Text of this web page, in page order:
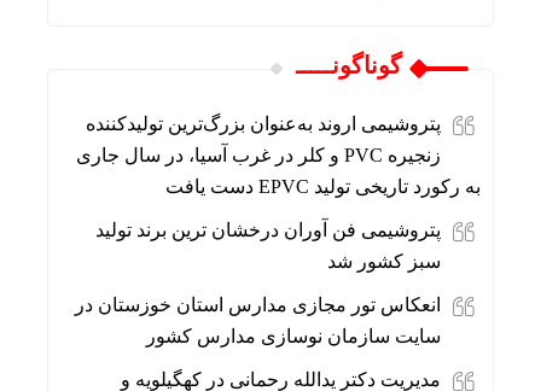
گوناگونـــــ
پتروشیمی اروند به‌عنوان بزرگ‌ترین تولیدکننده
زنجیره PVC و کلر در غرب آسیا، در سال جاری
به رکورد تاریخی تولید EPVC دست یافت
پتروشیمی فن آوران درخشان ترین برند تولید
سبز کشور شد
انعکاس تور مجازی مدارس استان خوزستان در
سایت سازمان نوسازی مدارس کشور
مدیریت دکتر یدالله رحمانی در کهگیلویه و